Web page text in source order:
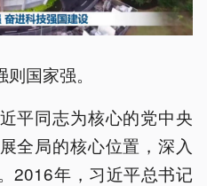
国家强。
平同志为核心的党中央
全局的核心位置，深入
2016年，习近平总书记